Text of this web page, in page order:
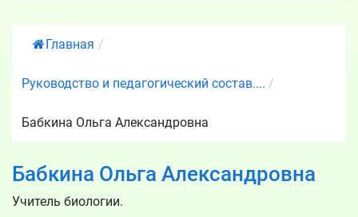
Главная /
Руководство и педагогический состав.... /
Бабкина Ольга Александровна
Бабкина Ольга Александровна
Учитель биологии.